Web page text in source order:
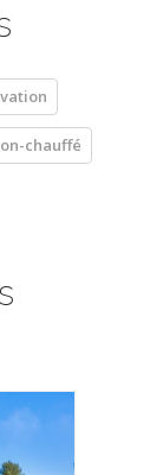
chauffé